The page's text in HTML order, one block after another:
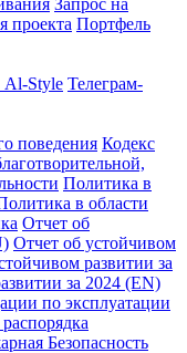
Запрос на
проекта Портфель
Al-Style Телеграм-
поведения Кодекс
Политика в
в области
Отчет об
Отчет об устойчивом
развитии за
за 2024 (EN)
по эксплуатации
Безопасность